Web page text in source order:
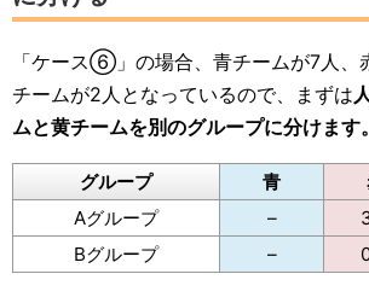
「ケース⑥」の場合、青チームが7人、
チームが2人となっているので、まずは
ムと黄チームを別のグループに分けます。
グループ 青
Aグループ
–
Bグループ
–